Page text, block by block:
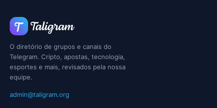
O diretório de grupos e canais do
Telegram. Cripto, apostas, tecnologia,
esportes e mais, revisados pela nossa
equipe.
admin@taligram.org